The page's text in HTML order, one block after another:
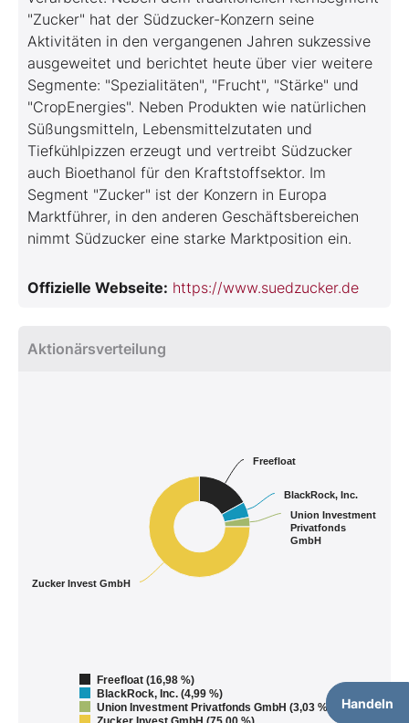
Handeln
"Zucker" hat der Südzucker-Konzern seine
Aktivitäten in den vergangenen Jahren sukzessive
ausgeweitet und berichtet heute über vier weitere
Segmente: "Spezialitäten", "Frucht", "Stärke" und
"CropEnergies". Neben Produkten wie natürlichen
Süßungsmitteln, Lebensmittelzutaten und
Tiefkühlpizzen erzeugt und vertreibt Südzucker
auch Bioethanol für den Kraftstoffsektor. Im
Segment "Zucker" ist der Konzern in Europa
Marktführer, in den anderen Geschäftsbereichen
nimmt Südzucker eine starke Marktposition ein.
Offizielle Webseite: https://www.suedzucker.de
Aktionärsverteilung
Freefloat
BlackRock, Inc.
Union Investment
Privatfonds
GmbH
Zucker Invest GmbH
Freefloat (16,98 %)
BlackRock, Inc. (4,99 %)
Union Investment Privatfonds GmbH (3,03 %)